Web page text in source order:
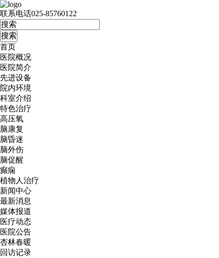
联系电话025-85760122
首页
医院概况
医院简介
先进设备
院内环境
科室介绍
特色治疗
高压氧
脑康复
脑昏迷
脑外伤
脑促醒
癫痫
植物人治疗
新闻中心
最新消息
媒体报道
医疗动态
医院公告
杏林春暖
回访记录